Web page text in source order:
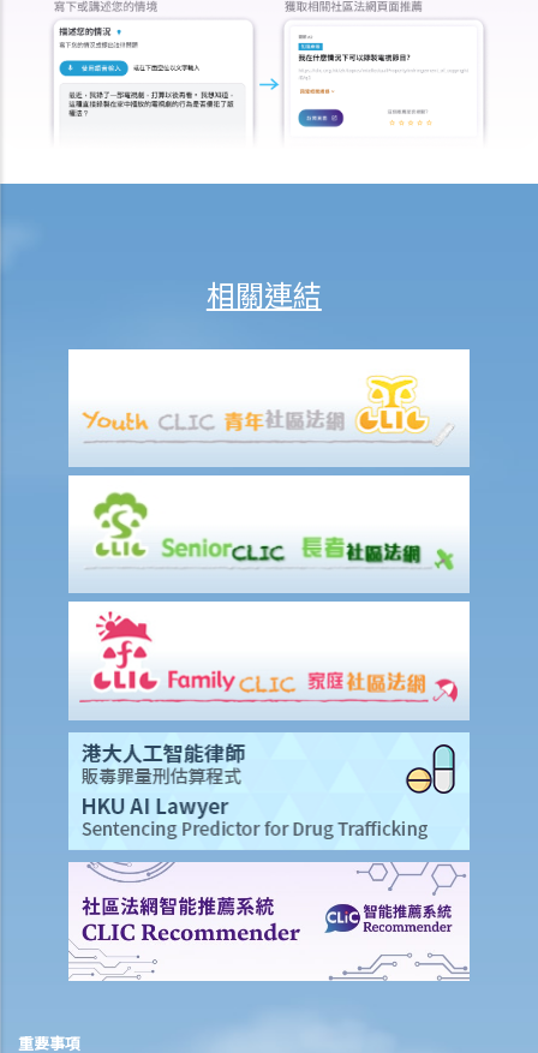
法律援助輔助計劃
香港律師會大埔火災緊急免費法律諮詢熱線
切勿尋求索償代理協助處理申索
死因裁判法庭有甚麼作用？
賠償責任
在甚麼情況下，僱主不需要為其僱員的工傷負上賠償責任？
我的配偶在工作時因意外而死亡，我或我的家人可獲哪些賠償？
我在工作時因遇到意外而受傷及導致傷殘，我或我的家人可獲哪些賠
除上述的賠償外，我可否就工傷而獲得其他賠償（例如醫藥費）？
工傷或有關意外之報告
僱主向勞工處報告與工作有關的意外之時限是多久？
僱員可否向勞工處報告與工作有關的意外？
其他有關工傷的事項
如何安排支付工傷賠償？
若然我不能與僱主和平地解決工傷賠償問題，將案件呈交法院的時限是
若然我對條例所給予的補償感到不滿，或者我認為僱主忽略了應有的安
全措施，我可否進一步提出申索？
保險
相關連結
重要事項